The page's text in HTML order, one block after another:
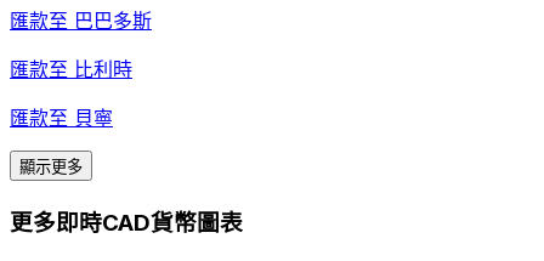
匯款至 巴巴多斯
匯款至 比利時
匯款至 貝寧
顯示更多
更多即時CAD貨幣圖表